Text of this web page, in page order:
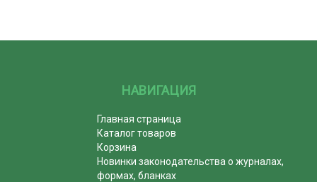
НАВИГАЦИЯ
Главная страница
Каталог товаров
Корзина
Новинки законодательства о журналах,
формах, бланках